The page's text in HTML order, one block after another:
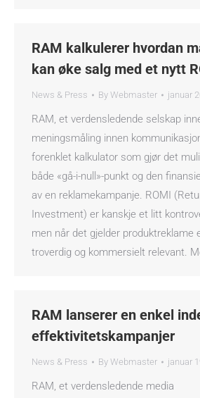
RAM kalkulerer hvordan
kan øke salg med et nytt
News & Press By Webmaster januar
RAM, et verdensledende selskap
meningsmåling innen
forenklet kalkulator som gjør det
både «gå-i-null»-punkt og den
av en reklamekampanje. ROMI
Investment) er kanskje et litt
men når det gjelder produktreklame
troverdig og kommersielt relevant.
RAM lanserer en enkel
effektivitetskampanjer
News & Press By Webmaster januar
RAM, et verdensledende media